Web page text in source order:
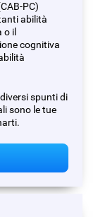
PC)
abilità
il
cognitiva
spunti di
sono le tue